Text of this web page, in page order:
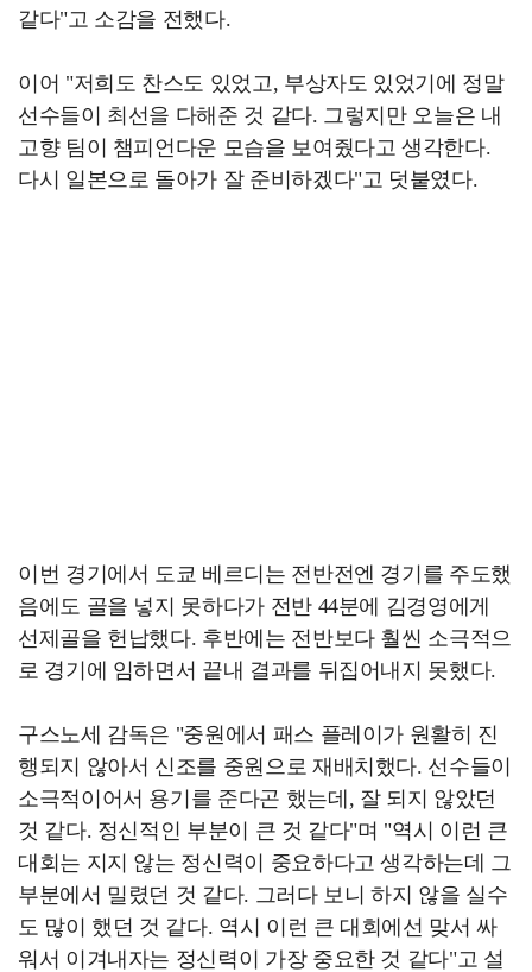
같다"고 소감을 전했다.
이어 "저희도 찬스도 있었고, 부상자도 있었기에 정말
선수들이 최선을 다해준 것 같다. 그렇지만 오늘은 내
고향 팀이 챔피언다운 모습을 보여줬다고 생각한다.
다시 일본으로 돌아가 잘 준비하겠다"고 덧붙였다.
이번 경기에서 도쿄 베르디는 전반전엔 경기를 주도했
음에도 골을 넣지 못하다가 전반 44분에 김경영에게
선제골을 헌납했다. 후반에는 전반보다 훨씬 소극적으
로 경기에 임하면서 끝내 결과를 뒤집어내지 못했다.
구스노세 감독은 "중원에서 패스 플레이가 원활히 진
행되지 않아서 신조를 중원으로 재배치했다. 선수들이
소극적이어서 용기를 준다곤 했는데, 잘 되지 않았던
것 같다. 정신적인 부분이 큰 것 같다"며 "역시 이런 큰
대회는 지지 않는 정신력이 중요하다고 생각하는데 그
부분에서 밀렸던 것 같다. 그러다 보니 하지 않을 실수
도 많이 했던 것 같다. 역시 이런 큰 대회에선 맞서 싸
워서 이겨내자는 정신력이 가장 중요한 것 같다"고 설